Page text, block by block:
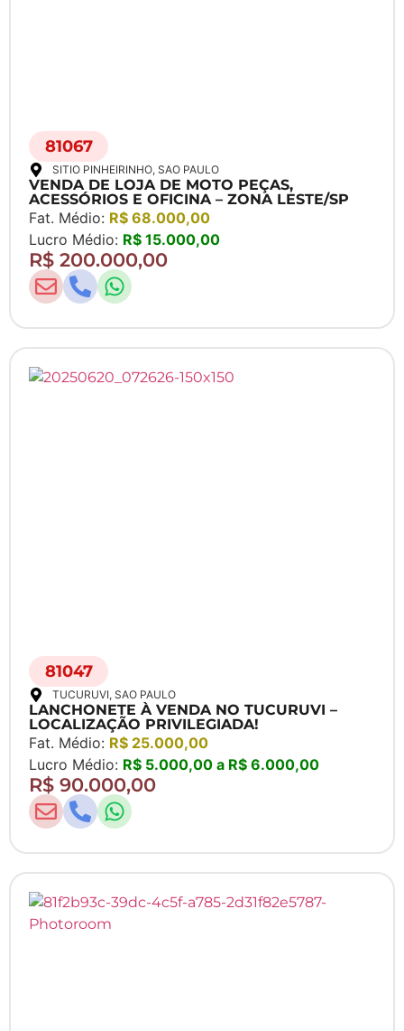
81067
SITIO PINHEIRINHO, SAO PAULO
VENDA DE LOJA DE MOTO PEÇAS,
ACESSÓRIOS E OFICINA – ZONA LESTE/SP
Fat. Médio: R$ 68.000,00
Lucro Médio: R$ 15.000,00
R$ 200.000,00
81047
TUCURUVI, SAO PAULO
LANCHONETE À VENDA NO TUCURUVI –
LOCALIZAÇÃO PRIVILEGIADA!
Fat. Médio: R$ 25.000,00
Lucro Médio: R$ 5.000,00 a R$ 6.000,00
R$ 90.000,00